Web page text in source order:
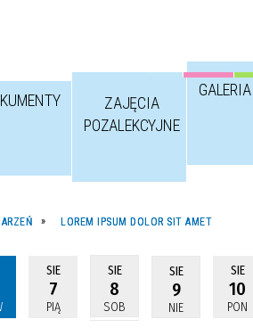
ZAJĘCIA
POZALEKCYJNE
GALERIA
LOREM IPSUM DOLOR SIT AMET
SIE
7
PIĄ
SIE
8
SOB
SIE
9
NIE
SIE
10
PON